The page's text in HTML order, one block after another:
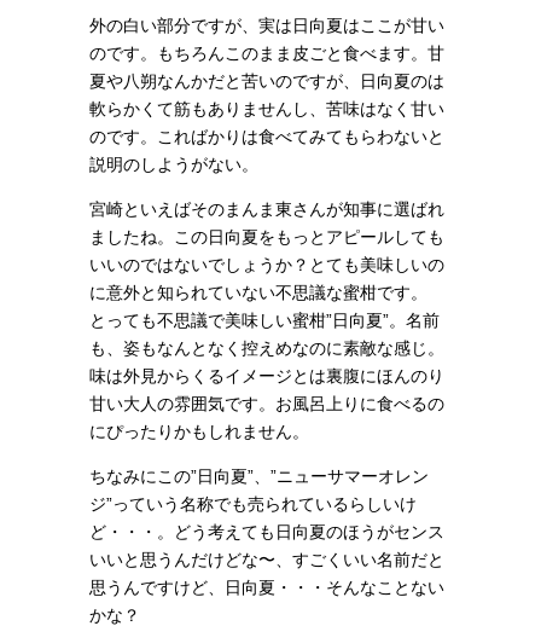
外の白い部分ですが、実は日向夏はここが甘い
のです。もちろんこのまま皮ごと食べます。甘
夏や八朔なんかだと苦いのですが、日向夏のは
軟らかくて筋もありませんし、苦味はなく甘い
のです。こればかりは食べてみてもらわないと
説明のしようがない。
宮崎といえばそのまんま東さんが知事に選ばれ
ましたね。この日向夏をもっとアピールしても
いいのではないでしょうか？とても美味しいの
に意外と知られていない不思議な蜜柑です。
とっても不思議で美味しい蜜柑”日向夏”。名前
も、姿もなんとなく控えめなのに素敵な感じ。
味は外見からくるイメージとは裏腹にほんのり
甘い大人の雰囲気です。お風呂上りに食べるの
にぴったりかもしれません。
ちなみにこの”日向夏”、”ニューサマーオレン
ジ”っていう名称でも売られているらしいけ
ど・・・。どう考えても日向夏のほうがセンス
いいと思うんだけどな〜、すごくいい名前だと
思うんですけど、日向夏・・・そんなことない
かな？